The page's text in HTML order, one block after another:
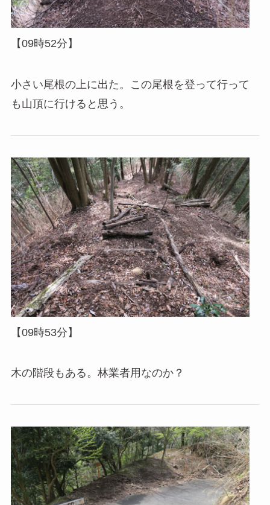
【09時52分】
小さい尾根の上に出た。この尾根を登って行って
も山頂に行けると思う。
【09時53分】
木の階段もある。林業者用なのか？